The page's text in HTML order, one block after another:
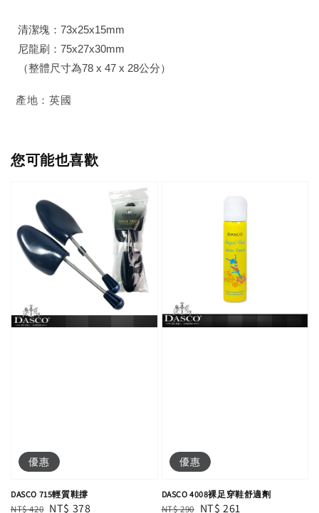
清潔塊：73x25x15mm
尼龍刷：75x27x30mm
（整體尺寸為78 x 47 x 28公分）
產地：英國
您可能也喜歡
優惠
DASCO 715輕質鞋撐
Regular
NT$ 420 Sale
NT$ 378
優惠
DASCO 4008裸足穿鞋舒適劑
Regular
NT$ 290 Sale
NT$ 261